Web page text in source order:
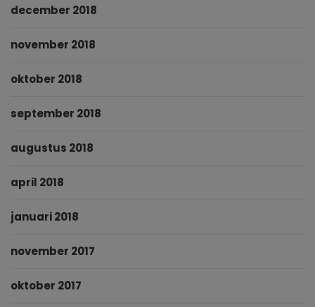
december 2018
november 2018
oktober 2018
september 2018
augustus 2018
april 2018
januari 2018
november 2017
oktober 2017